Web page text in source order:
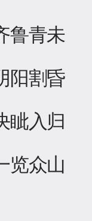
鲁青未
阳割昏
眦入归
览众山